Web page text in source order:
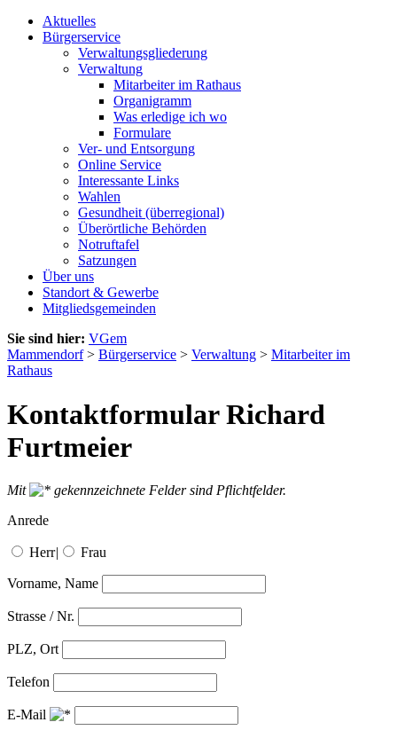
Aktuelles
Bürgerservice
Verwaltungsgliederung
Verwaltung
Mitarbeiter im Rathaus
Organigramm
Was erledige ich wo
Formulare
Ver- und Entsorgung
Online Service
Interessante Links
Wahlen
Gesundheit (überregional)
Überörtliche Behörden
Notruftafel
Satzungen
Über uns
Standort & Gewerbe
Mitgliedsgemeinden
Sie sind hier: VGem
Mammendorf> Bürgerservice > Verwaltung > Mitarbeiter im
Rathaus
Kontaktformular Richard
Furtmeier
Mit
gekennzeichnete Felder sind Pflichtfelder.
Anrede
Herr| Frau
Vorname, Name
Strasse / Nr.
PLZ, Ort
Telefon
E-Mail